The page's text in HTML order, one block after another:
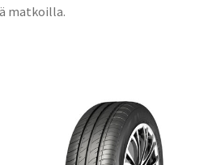
matkoilla.